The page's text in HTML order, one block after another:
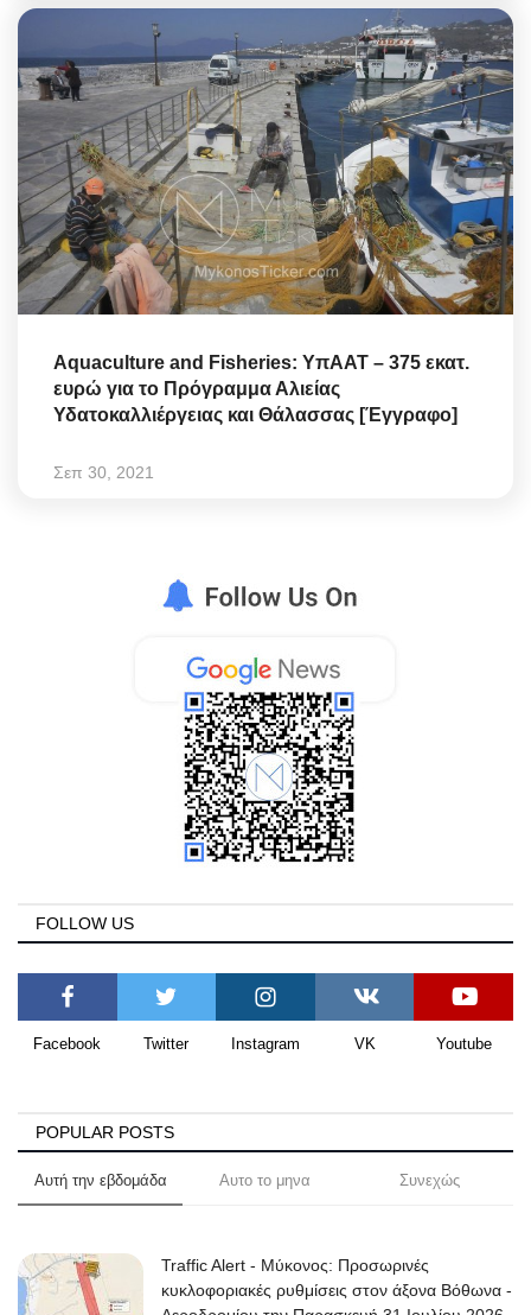
Aquaculture and Fisheries: ΥπΑΑΤ – 375 εκατ.
ευρώ για το Πρόγραμμα Αλιείας
Υδατοκαλλιέργειας και Θάλασσας [Έγγραφο]
Σεπ 30, 2021
FOLLOW US
Facebook Twitter Instagram VK Youtube
POPULAR POSTS
Αυτή την εβδομάδα Αυτο το μηνα Συνεχώς
Traffic Alert - Μύκονος: Προσωρινές
κυκλοφοριακές ρυθμίσεις στον άξονα Βόθωνα -